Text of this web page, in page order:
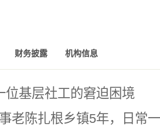
财务披露 机构信息
位基层社工的窘迫困境
老陈扎根乡镇5年，日常